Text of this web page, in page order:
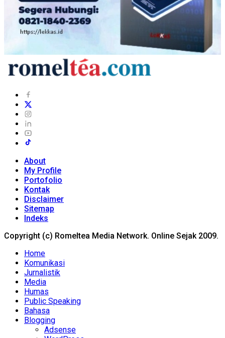
About
My Profile
Portofolio
Kontak
Disclaimer
Sitemap
Indeks
Copyright (c) Romeltea Media Network. Online Sejak 2009.
Home
Komunikasi
Jurnalistik
Media
Humas
Public Speaking
Bahasa
Blogging
Adsense